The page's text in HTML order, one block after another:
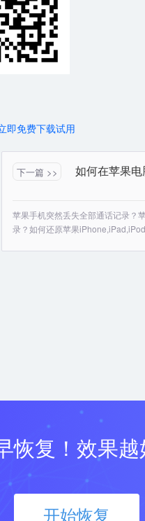
即免费下载试用
下一篇 >>
苹果手机突然丢失全部通话记录？
录？如何还原苹果
恢复！效果越
开始恢复